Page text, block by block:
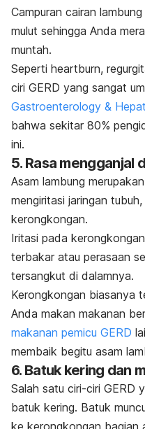
Campuran cairan
mulut sehingga Anda
muntah.
Seperti heartburn,
ciri GERD yang sangat
Gastroenterology &
bahwa sekitar 80%
ini.
5. Rasa mengganjal
Asam lambung
mengiritasi jaringan
kerongkongan.
Iritasi pada
terbakar atau perasaan
tersangkut di dalamnya.
Kerongkongan biasanya
Anda makan makanan
makanan pemicu GERD
membaik begitu asam
6. Batuk kering dan
Salah satu ciri-ciri GERD
batuk kering. Batuk